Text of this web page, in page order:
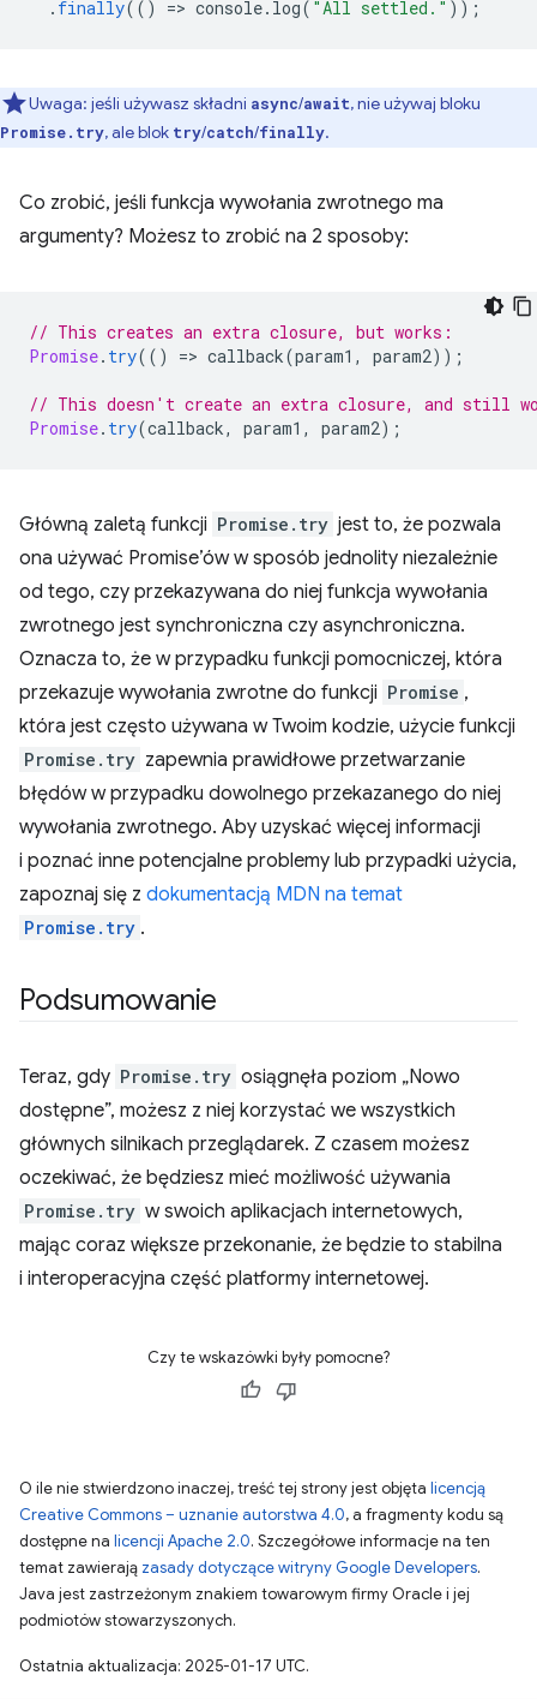
. finally(() => console. log( "All settled." ));
Uwaga: jeśli używasz składni async/await, nie używaj bloku
Promise.try, ale blok try/catch/finally.
Co zrobić, jeśli funkcja wywołania zwrotnego ma
argumenty? Możesz to zrobić na 2 sposoby:
// This creates an extra closure, but works:
Promise. try(() => callback(param1 , param2));
// This doesn't create an extra closure, and still
Promise. try(callback, param1 , param2);
Główną zaletą funkcji Promise.try jest to, że pozwala
ona używać Promise’ów w sposób jednolity niezależnie
od tego, czy przekazywana do niej funkcja wywołania
zwrotnego jest synchroniczna czy asynchroniczna.
Oznacza to, że w przypadku funkcji pomocniczej, która
przekazuje wywołania zwrotne do funkcji Promise ,
która jest często używana w Twoim kodzie, użycie funkcji
Promise.try zapewnia prawidłowe przetwarzanie
błędów w przypadku dowolnego przekazanego do niej
wywołania zwrotnego. Aby uzyskać więcej informacji
i poznać inne potencjalne problemy lub przypadki użycia,
zapoznaj się z dokumentacją MDN na temat
Promise.try .
Podsumowanie
Teraz, gdy Promise.try osiągnęła poziom „Nowo
dostępne”, możesz z niej korzystać we wszystkich
głównych silnikach przeglądarek. Z czasem możesz
oczekiwać, że będziesz mieć możliwość używania
Promise.try w swoich aplikacjach internetowych,
mając coraz większe przekonanie, że będzie to stabilna
i interoperacyjna część platformy internetowej.
Czy te wskazówki były pomocne?
O ile nie stwierdzono inaczej, treść tej strony jest objęta licencją
Creative Commons – uznanie autorstwa 4.0, a fragmenty kodu są
dostępne na licencji Apache 2.0. Szczegółowe informacje na ten
temat zawierają zasady dotyczące witryny Google Developers.
Java jest zastrzeżonym znakiem towarowym firmy Oracle i jej
podmiotów stowarzyszonych.
Ostatnia aktualizacja: 2025-01-17 UTC.